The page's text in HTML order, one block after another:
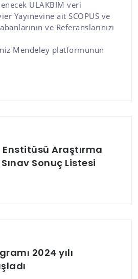
ULAKBIM veri
Yayınevine ait SCOPUS ve
ve Referanslarınızı
Mendeley platformunun
Araştırma
Sonuç Listesi
2024 yılı